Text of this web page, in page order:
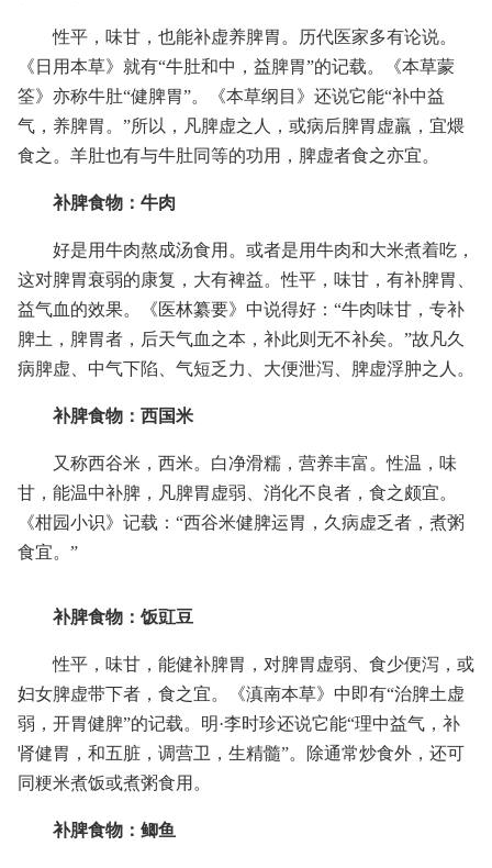
性平，味甘，也能补虚养脾胃。历代医家多有论说。
《日用本草》就有“牛肚和中，益脾胃”的记载。《本草蒙
筌》亦称牛肚“健脾胃”。《本草纲目》还说它能“补中益
气，养脾胃。”所以，凡脾虚之人，或病后脾胃虚羸，宜煨
食之。羊肚也有与牛肚同等的功用，脾虚者食之亦宜。
补脾食物：牛肉
好是用牛肉熬成汤食用。或者是用牛肉和大米煮着吃，
这对脾胃衰弱的康复，大有裨益。性平，味甘，有补脾胃、
益气血的效果。《医林纂要》中说得好：“牛肉味甘，专补
脾土，脾胃者，后天气血之本，补此则无不补矣。”故凡久
病脾虚、中气下陷、气短乏力、大便泄泻、脾虚浮肿之人。
补脾食物：西国米
又称西谷米，西米。白净滑糯，营养丰富。性温，味
甘，能温中补脾，凡脾胃虚弱、消化不良者，食之颇宜。
《柑园小识》记载：“西谷米健脾运胃，久病虚乏者，煮粥
食宜。”
补脾食物：饭豇豆
性平，味甘，能健补脾胃，对脾胃虚弱、食少便泻，或
妇女脾虚带下者，食之宜。《滇南本草》中即有“治脾土虚
弱，开胃健脾”的记载。明·李时珍还说它能“理中益气，补
肾健胃，和五脏，调营卫，生精髓”。除通常炒食外，还可
同粳米煮饭或煮粥食用。
补脾食物：鲫鱼